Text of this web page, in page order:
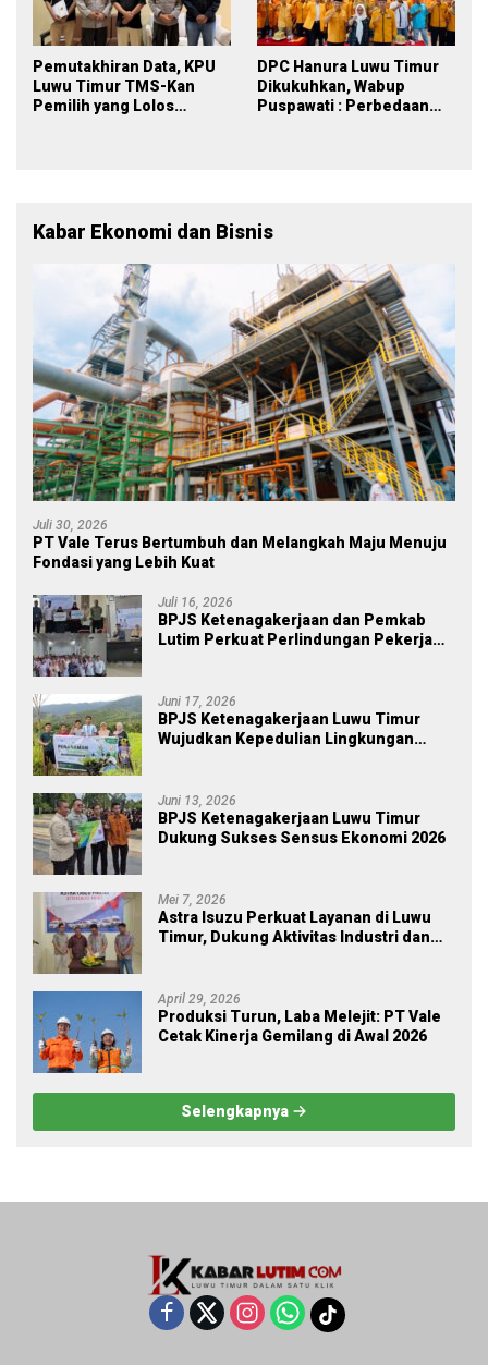
Pemutakhiran Data, KPU
Luwu Timur TMS-Kan
Pemilih yang Lolos
DPC Hanura Luwu Timur
Dikukuhkan, Wabup
Puspawati : Perbedaan
Kabar Ekonomi dan Bisnis
Juli 30, 2026
PT Vale Terus Bertumbuh dan Melangkah Maju Menuju
Fondasi yang Lebih Kuat
Juli 16, 2026
BPJS Ketenagakerjaan dan Pemkab
Lutim Perkuat Perlindungan Pekerja
Juni 17, 2026
BPJS Ketenagakerjaan Luwu Timur
Wujudkan Kepedulian Lingkungan
Juni 13, 2026
BPJS Ketenagakerjaan Luwu Timur
Dukung Sukses Sensus Ekonomi 2026
Mei 7, 2026
Astra Isuzu Perkuat Layanan di Luwu
Timur, Dukung Aktivitas Industri dan
April 29, 2026
Produksi Turun, Laba Melejit: PT Vale
Cetak Kinerja Gemilang di Awal 2026
Selengkapnya